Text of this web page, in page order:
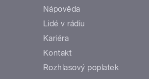
Nápověda
Lidé v rádiu
Kariéra
Kontakt
Rozhlasový poplatek